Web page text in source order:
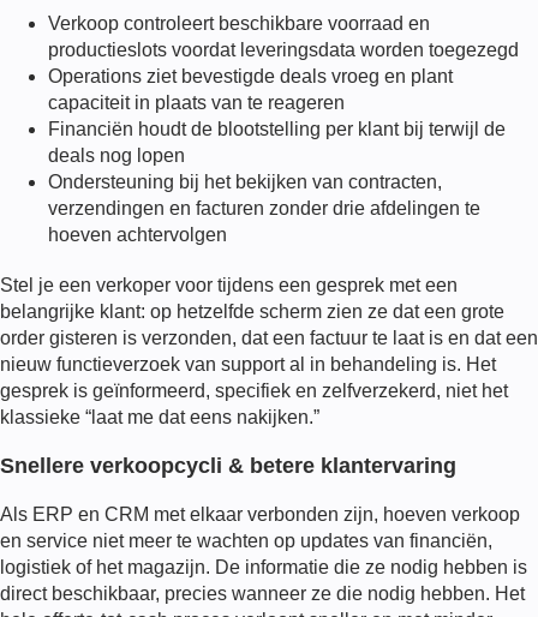
Verkoop controleert beschikbare voorraad en
productieslots voordat leveringsdata worden toegezegd
Operations ziet bevestigde deals vroeg en plant
capaciteit in plaats van te reageren
Financiën houdt de blootstelling per klant bij terwijl de
deals nog lopen
Ondersteuning bij het bekijken van contracten,
verzendingen en facturen zonder drie afdelingen te
hoeven achtervolgen
Stel je een verkoper voor tijdens een gesprek met een
belangrijke klant: op hetzelfde scherm zien ze dat een grote
order gisteren is verzonden, dat een factuur te laat is en dat een
nieuw functieverzoek van support al in behandeling is. Het
gesprek is geïnformeerd, specifiek en zelfverzekerd, niet het
klassieke “laat me dat eens nakijken.”
Snellere verkoopcycli & betere klantervaring
Als ERP en CRM met elkaar verbonden zijn, hoeven verkoop
en service niet meer te wachten op updates van financiën,
logistiek of het magazijn. De informatie die ze nodig hebben is
direct beschikbaar, precies wanneer ze die nodig hebben. Het